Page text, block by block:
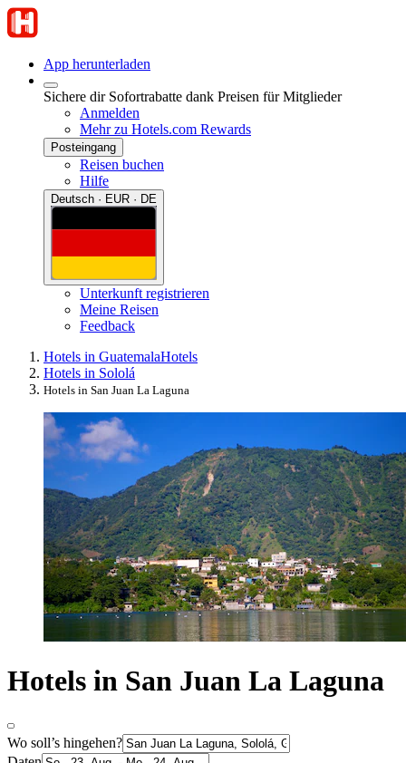
App herunterladen
Sichere dir Sofortrabatte dank Preisen für Mitglieder
Anmelden
Mehr zu Hotels.com Rewards
Posteingang
Reisen buchen
Hilfe
Deutsch · EUR · DE
Unterkunft registrieren
Meine Reisen
Feedback
Hotels in GuatemalaHotels
Hotels in Sololá
Hotels in San Juan La Laguna
Hotels in San Juan La Laguna
Wo soll’s hingehen?